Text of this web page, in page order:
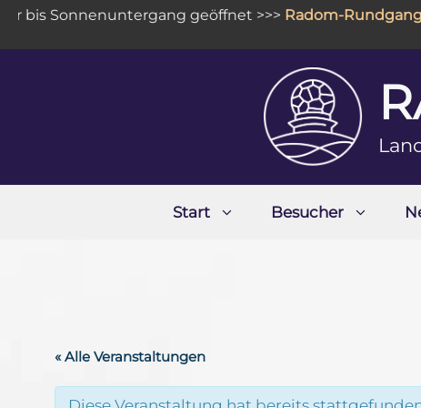
ZumSonnenuntergang geöffnet >>>Radom-Rundgang:
Start Besucher
« Alle Veranstaltungen